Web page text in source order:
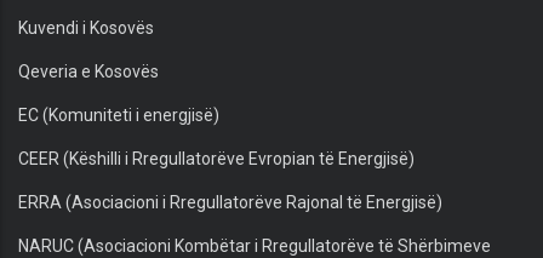
Kuvendi i Kosovës
Qeveria e Kosovës
EC (Komuniteti i energjisë)
CEER (Këshilli i Rregullatorëve Evropian të Energjisë)
ERRA (Asociacioni i Rregullatorëve Rajonal të Energjisë)
NARUC (Asociacioni Kombëtar i Rregullatorëve të Shërbimeve